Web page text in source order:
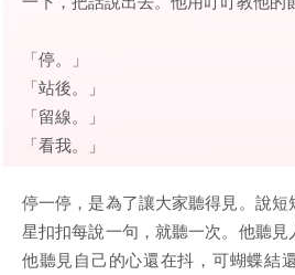
「停。」
「站後。」
「留線。」
「看我。」
停一停，是為了讓大家聽得見。說短
星扣扣每說一句，就聽一次。他聽見
他聽見自己的心還在抖，可蝴蝶結